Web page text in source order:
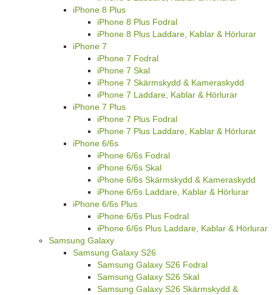
iPhone 8 Plus
iPhone 8 Plus Fodral
iPhone 8 Plus Laddare, Kablar & Hörlurar
iPhone 7
iPhone 7 Fodral
iPhone 7 Skal
iPhone 7 Skärmskydd & Kameraskydd
iPhone 7 Laddare, Kablar & Hörlurar
iPhone 7 Plus
iPhone 7 Plus Fodral
iPhone 7 Plus Laddare, Kablar & Hörlurar
iPhone 6/6s
iPhone 6/6s Fodral
iPhone 6/6s Skal
iPhone 6/6s Skärmskydd & Kameraskydd
iPhone 6/6s Laddare, Kablar & Hörlurar
iPhone 6/6s Plus
iPhone 6/6s Plus Fodral
iPhone 6/6s Plus Laddare, Kablar & Hörlurar
Samsung Galaxy
Samsung Galaxy S26
Samsung Galaxy S26 Fodral
Samsung Galaxy S26 Skal
Samsung Galaxy S26 Skärmskydd &